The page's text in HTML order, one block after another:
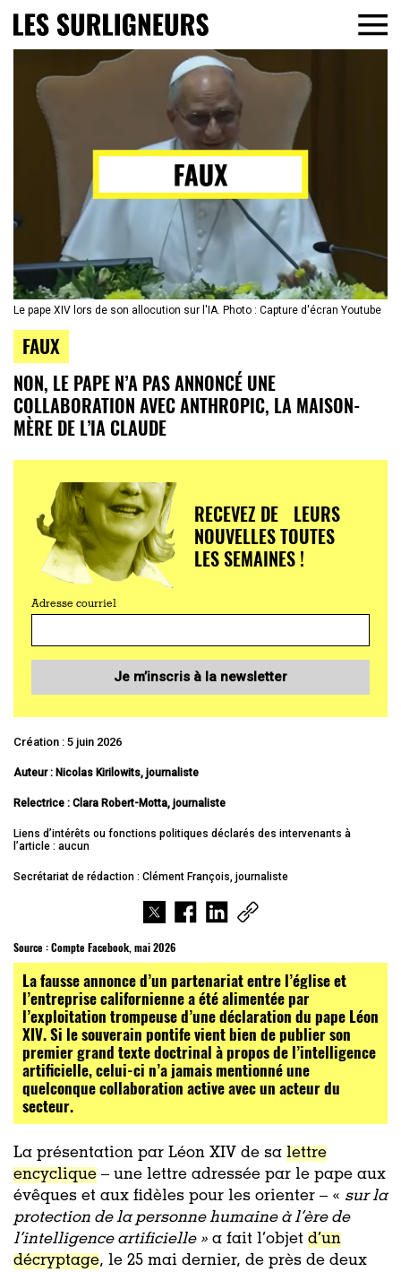
Le pape XIV lors de son allocution sur l'IA. Photo : Capture d'écran Youtube
FAUX
NON, LE PAPE N’A PAS ANNONCÉ UNE
COLLABORATION AVEC ANTHROPIC, LA MAISON-
MÈRE DE L’IA CLAUDE
RECEVEZ DE LEURS
NOUVELLES TOUTES
LES SEMAINES !
Adresse courriel
Je m’inscris à la newsletter
Création : 5 juin 2026
Auteur : Nicolas Kirilowits, journaliste
Relectrice : Clara Robert-Motta, journaliste
Liens d’intérêts ou fonctions politiques déclarés des intervenants à
l’article : aucun
Secrétariat de rédaction : Clément François, journaliste
Source :Compte Facebook, mai 2026
La fausse annonce d’un partenariat entre l’église et
l’entreprise californienne a été alimentée par
l’exploitation trompeuse d’une déclaration du pape Léon
XIV. Si le souverain pontife vient bien de publier son
premier grand texte doctrinal à propos de l’intelligence
artificielle, celui-ci n’a jamais mentionné une
quelconque collaboration active avec un acteur du
secteur.
La présentation par Léon XIV de sa lettre
encyclique – une lettre adressée par le pape aux
évêques et aux fidèles pour les orienter – « sur la
protection de la personne humaine à l’ère de
l’intelligence artificielle » a fait l’objet d’un
décryptage, le 25 mai dernier, de près de deux